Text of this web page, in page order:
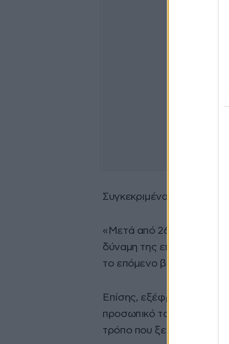
Συγκεκριμένα έγραψε:
«Μετά από 26 δύσκολες
δύναμη της επιστήμης,
το επόμενο βήμα και να
Επίσης, εξέφρασε την
προσωπικό του
τρόπο που ξεπερνούσε τα